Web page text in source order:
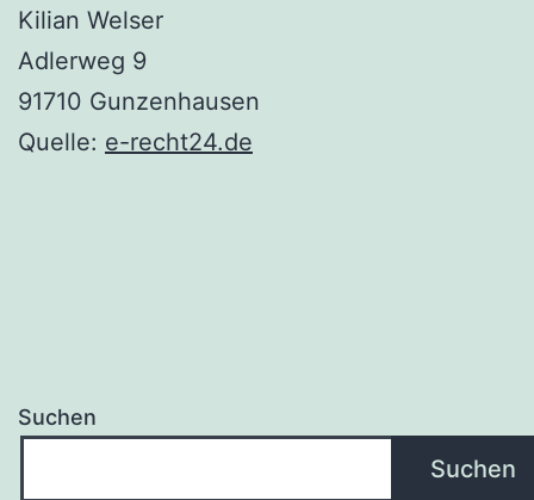
Kilian Welser
Adlerweg 9
91710 Gunzenhausen
Quelle: e-recht24.de
Suchen
Suchen